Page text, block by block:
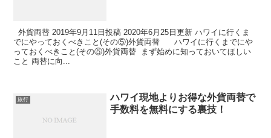
外貨両替 2019年9月11日投稿 2020年6月25日更新 ハワイに行くま
でにやっておくべきこと(その⑤)外貨両替 ハワイに行くまでにや
っておくべきこと(その⑤)外貨両替 まず始めに知っておいてほしい
こと 両替に向...
旅行
ハワイ現地よりお得な外貨両替で
手数料を無料にする裏技！